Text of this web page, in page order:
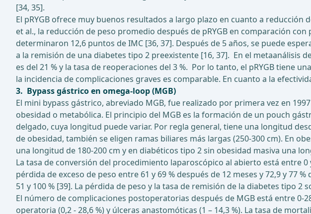
[34, 35].
El pRYGB ofrece muy buenos resultados a largo plazo en cuanto a
et al., la reducción de peso promedio después de pRYGB en comparación
determinaron 12,6 puntos de IMC [36, 37]. Después de 5 años, se puede
a la remisión de una diabetes tipo 2 preexistente [16, 37]. En el metaanálisis
es del 21 % y la tasa de reoperaciones del 3 %. Por lo tanto, el pRYGB tiene
la incidencia de complicaciones graves es comparable. En cuanto a la
3. Bypass gástrico en omega-loop (MGB)
El mini bypass gástrico, abreviado MGB, fue realizado por primera vez en
obesidad o metabólica. El principio del MGB es la formación de un pouch
delgado, cuya longitud puede variar. Por regla general, tiene una longitud
de obesidad, también se eligen ramas biliares más largas (250-300 cm). En
una longitud de 180-200 cm y en diabéticos tipo 2 sin obesidad masiva una
La tasa de conversión del procedimiento laparoscópico al abierto está entre 0
pérdida de exceso de peso entre 61 y 69 % después de 12 meses y 72,9 y 77
51 y 100 % [39]. La pérdida de peso y la tasa de remisión de la diabetes tipo 2
El número de complicaciones postoperatorias después de MGB está entre
operatoria (0,2 - 28,6 %) y úlceras anastomóticas (1 – 14,3 %). La tasa de